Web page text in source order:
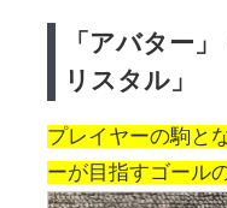
「アバター
リスタル」
プレイヤーの駒と
ーが目指すゴール